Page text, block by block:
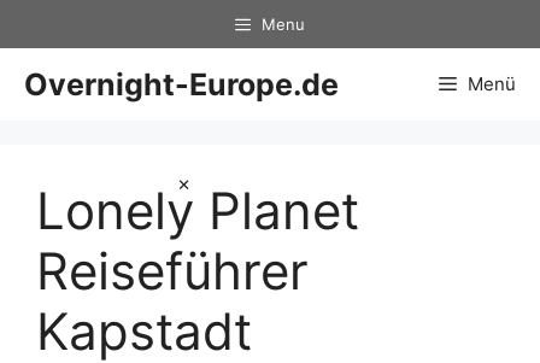
×
Inhalt
springen
Menu
Overnight-Europe.de Menü
Lonely Planet
Reiseführer
Kapstadt